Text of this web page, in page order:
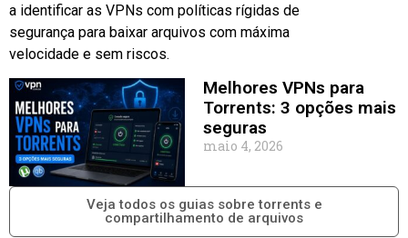
a identificar as VPNs com políticas rígidas de
segurança para baixar arquivos com máxima
velocidade e sem riscos.
Melhores VPNs para
Torrents: 3 opções mais
seguras
maio 4, 2026
Veja todos os guias sobre torrents e
compartilhamento de arquivos